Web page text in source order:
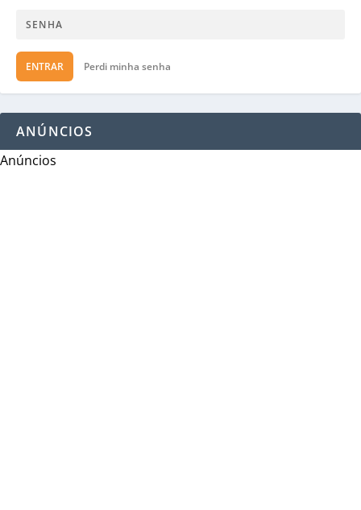
ENTRAR Perdi minha senha
ANÚNCIOS
Anúncios